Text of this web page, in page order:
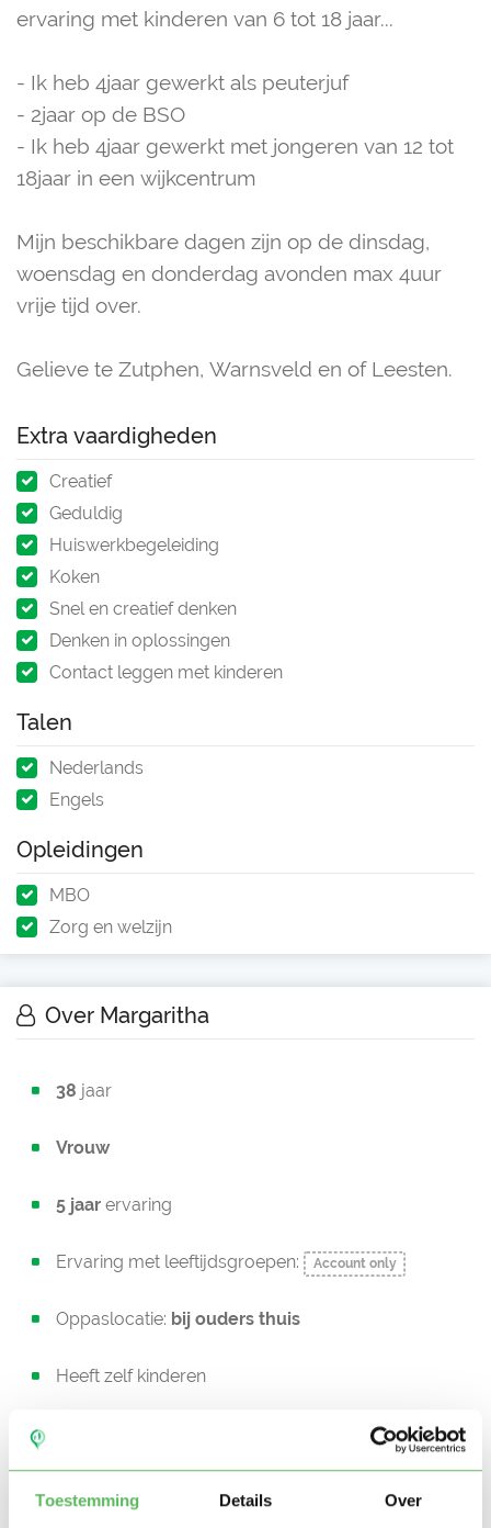
Toestemming Details Over
ervaring met kinderen van 6 tot 18 jaar...
- Ik heb 4jaar gewerkt als peuterjuf
- 2jaar op de BSO
- Ik heb 4jaar gewerkt met jongeren van 12 tot
18jaar in een wijkcentrum
Mijn beschikbare dagen zijn op de dinsdag,
woensdag en donderdag avonden max 4uur
vrije tijd over.
Gelieve te Zutphen, Warnsveld en of Leesten.
Extra vaardigheden
Creatief
Geduldig
Huiswerkbegeleiding
Koken
Snel en creatief denken
Denken in oplossingen
Contact leggen met kinderen
Talen
Nederlands
Engels
Opleidingen
MBO
Zorg en welzijn
Over Margaritha
38 jaar
Vrouw
5 jaar ervaring
Ervaring met leeftijdsgroepen: Account only
Oppaslocatie: bij ouders thuis
Heeft zelf kinderen
Geen auto beschikbaar